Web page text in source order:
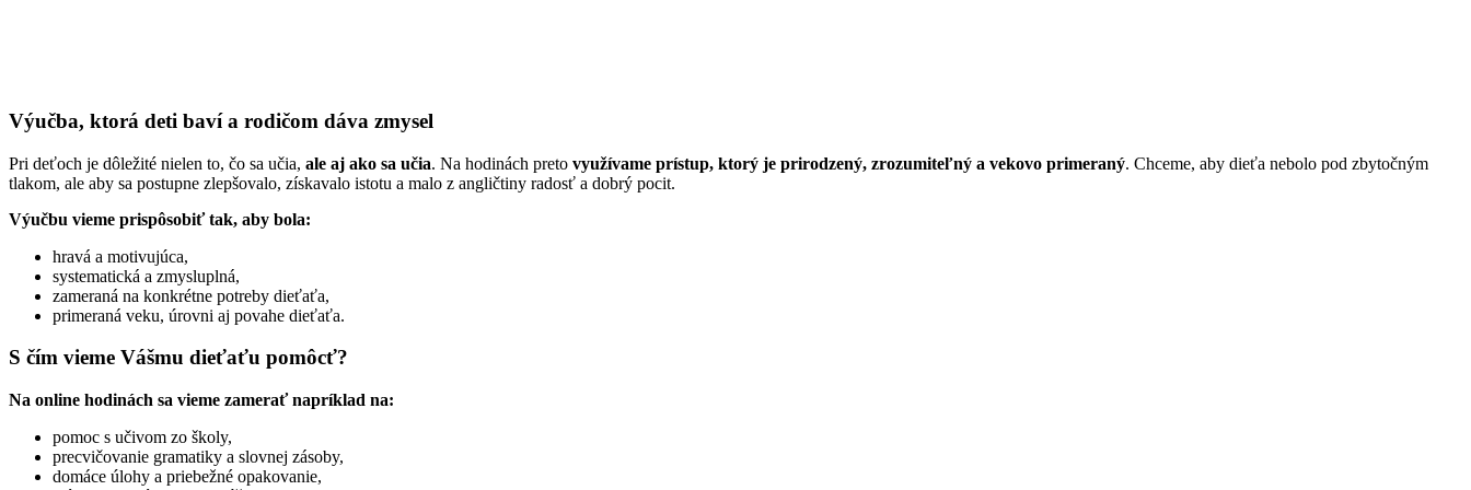
Výučba, ktorá deti baví a rodičom dáva zmysel
Pri deťoch je dôležité nielen to, čo sa učia, ale aj ako sa učia. Na hodinách preto využívame prístup, ktorý je prirodzený, zrozumiteľný a vekovo primeraný. Chceme, aby dieťa nebolo pod zbytočným
tlakom, ale aby sa postupne zlepšovalo, získavalo istotu a malo z angličtiny radosť a dobrý pocit.
Výučbu vieme prispôsobiť tak, aby bola:
hravá a motivujúca,
systematická a zmysluplná,
zameraná na konkrétne potreby dieťaťa,
primeraná veku, úrovni aj povahe dieťaťa.
S čím vieme Vášmu dieťaťu pomôcť?
Na online hodinách sa vieme zamerať napríklad na:
pomoc s učivom zo školy,
precvičovanie gramatiky a slovnej zásoby,
domáce úlohy a priebežné opakovanie,